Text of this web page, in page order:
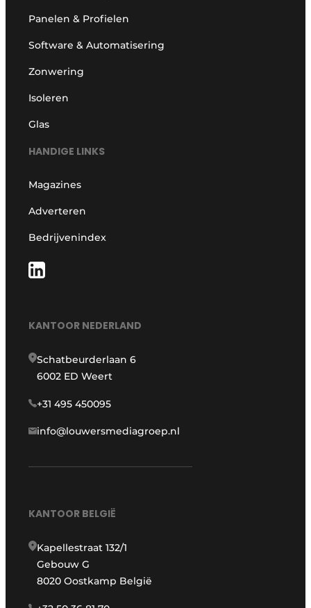
Panelen & Profielen
Software & Automatisering
Zonwering
Isoleren
Glas
HANDIGE LINKS
Magazines
Adverteren
Bedrijvenindex
KANTOOR NEDERLAND
Schatbeurderlaan 6
6002 ED Weert
+31 495 450095
info@louwersmediagroep.nl
KANTOOR BELGIË
Kapellestraat 132/1
Gebouw G
8020 Oostkamp België